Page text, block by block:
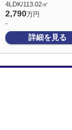
4LDK/113.02㎡
2,790万円
-
詳細を見る